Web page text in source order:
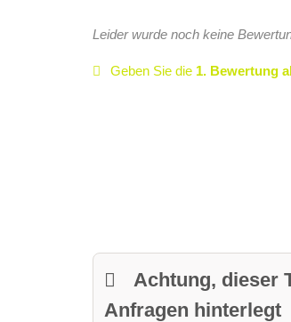
Leider wurde noch keine
Geben Sie die 1. Bewertung
Achtung, dieser
Anfragen hinterlegt